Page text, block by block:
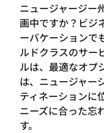
ニュージャージー
画中ですか？ビジ
ーバケーションで
ルドクラスのサー
ルは、最適なオプ
は、ニュージャー
ティネーションに
ニーズに合った忘
す。